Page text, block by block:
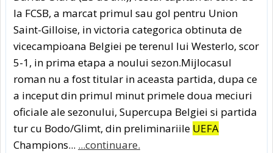
la FCSB, a marcat primul sau gol pentru Union
Saint-Gilloise, in victoria categorica obtinuta de
vicecampioana Belgiei pe terenul lui Westerlo, scor
5-1, in prima etapa a noului sezon.Mijlocasul
roman nu a fost titular in aceasta partida, dupa ce
a inceput din primul minut primele doua meciuri
oficiale ale sezonului, Supercupa Belgiei si partida
tur cu Bodo/Glimt, din preliminariile UEFA
Champions... ...continuare.